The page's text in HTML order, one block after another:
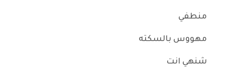
منطفي
مهووس بالسكته
شنهي انت